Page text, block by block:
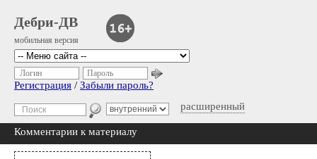
Дебри-ДВ
мобильная версия
расширенный
Логин Пароль
Регистрация / Забыли пароль?
Комментарии к материалу